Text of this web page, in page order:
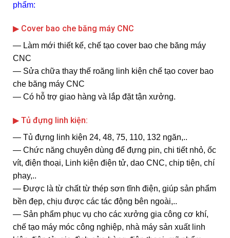
phẩm:
▶ Cover bao che băng máy CNC
― Làm mới thiết kế, chế tạo cover bao che băng máy
CNC
― Sửa chữa thay thế roăng linh kiện chế tạo cover bao
che băng máy CNC
― Có hỗ trợ giao hàng và lắp đặt tận xưởng.
▶ Tủ đựng linh kiện:
― Tủ đựng linh kiện 24, 48, 75, 110, 132 ngăn,..
― Chức năng chuyên dùng để đựng pin, chi tiết nhỏ, ốc
vít, điện thoại, Linh kiện điện tử, dao CNC, chip tiện, chí
phay,..
― Được là từ chất từ thép sơn tĩnh điện, giúp sản phẩm
bền đẹp, chịu được các tác động bên ngoài,..
― Sản phẩm phục vụ cho các xưởng gia công cơ khí,
chế tạo máy móc công nghiệp, nhà máy sản xuất linh